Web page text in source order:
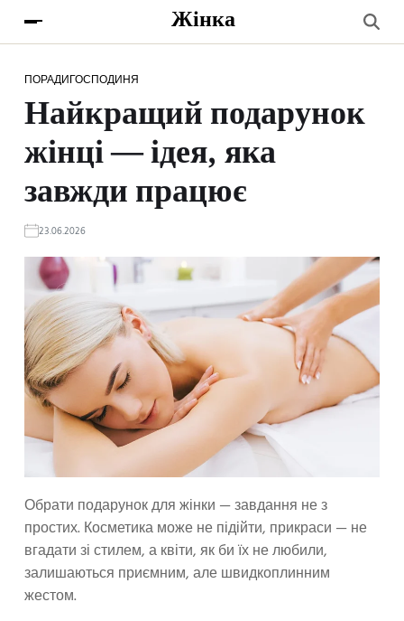
Жінка
ПОРАДИ ГОСПОДИНЯ
Найкращий подарунок
жінці — ідея, яка
завжди працює
23.06.2026
Обрати подарунок для жінки — завдання не з
простих. Косметика може не підійти, прикраси — не
вгадати зі стилем, а квіти, як би їх не любили,
залишаються приємним, але швидкоплинним
жестом.